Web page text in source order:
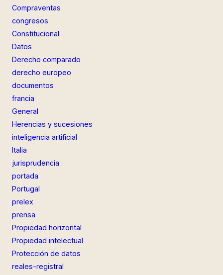
Compraventas
congresos
Constitucional
Datos
Derecho comparado
derecho europeo
documentos
francia
General
Herencias y sucesiones
inteligencia artificial
Italia
jurisprudencia
portada
Portugal
prelex
prensa
Propiedad horizontal
Propiedad intelectual
Protección de datos
reales-registral